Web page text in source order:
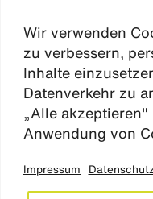
Wir verwenden
zu verbessern,
Inhalte
Datenverkehr zu
„Alle
Anwendung von
Impressum
aktuelles
kontakt
impressum